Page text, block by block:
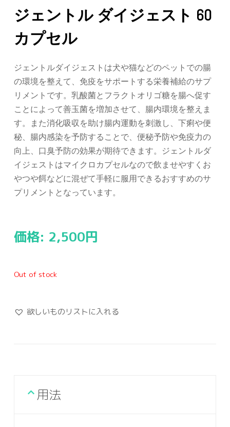
ジェントル ダイジェスト 60
カプセル
ジェントルダイジェストは犬や猫などのペットでの腸
の環境を整えて、免疫をサポートする栄養補給のサプ
リメントです。乳酸菌とフラクトオリゴ糖を腸へ促す
ことによって善玉菌を増加させて、腸内環境を整えま
す。また消化吸収を助け腸内運動を刺激し、下痢や便
秘、腸内感染を予防することで、便秘予防や免疫力の
向上、口臭予防の効果が期待できます。ジェントルダ
イジェストはマイクロカプセルなので飲ませやすくお
やつや餌などに混ぜて手軽に服用できるおすすめのサ
プリメントとなっています。
価格: 2,500円
Out of stock
欲しいものリストに入れる
用法